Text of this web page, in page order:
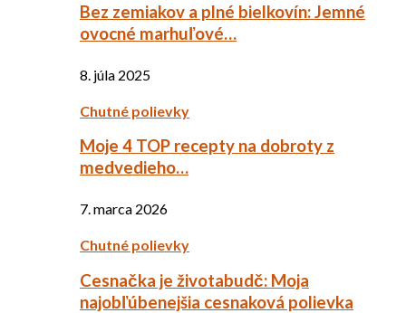
Bez zemiakov a plné bielkovín: Jemné
ovocné marhuľové…
8. júla 2025
Chutné polievky
Moje 4 TOP recepty na dobroty z
medvedieho…
7. marca 2026
Chutné polievky
Cesnačka je životabudč: Moja
najobľúbenejšia cesnaková polievka